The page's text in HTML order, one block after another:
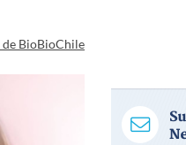
BioBioChile